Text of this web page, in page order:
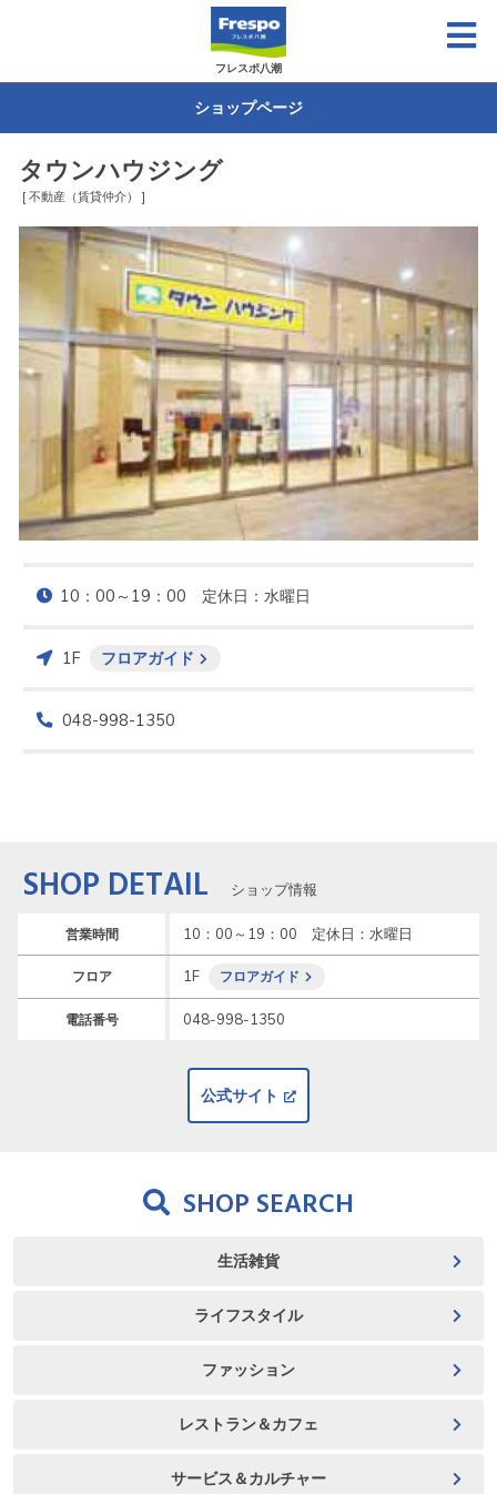
フレスポ八潮
ショップページ
タウンハウジング
[ 不動産（賃貸仲介） ]
10：00～19：00　定休日：水曜日
1F フロアガイド
048-998-1350
SHOP DETAIL ショップ情報
営業時間 10：00～19：00　定休日：水曜日
フロア 1F フロアガイド
電話番号 048-998-1350
公式サイト
SHOP SEARCH
生活雑貨
ライフスタイル
ファッション
レストラン＆カフェ
サービス＆カルチャー